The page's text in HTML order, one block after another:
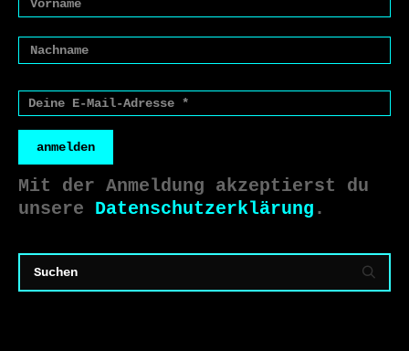
anmelden
Mit der Anmeldung akzeptierst du
unsere Datenschutzerklärung .